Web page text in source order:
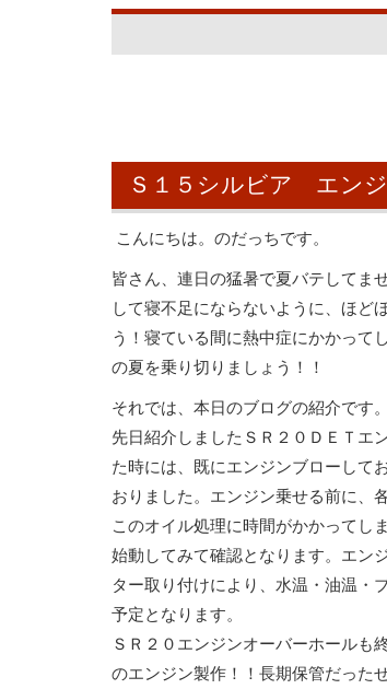
Ｓ１５シルビア エン
こんにちは。のだっちです。
皆さん、連日の猛暑で夏バテしてま
して寝不足にならないように、ほど
う！寝ている間に熱中症にかかって
の夏を乗り切りましょう！！
それでは、本日のブログの紹介です。
先日紹介しましたＳＲ２０ＤＥＴエ
た時には、既にエンジンブローして
おりました。エンジン乗せる前に、
このオイル処理に時間がかかってし
始動してみて確認となります。エン
ター取り付けにより、水温・油温・
予定となります。
ＳＲ２０エンジンオーバーホールも
のエンジン製作！！長期保管だった